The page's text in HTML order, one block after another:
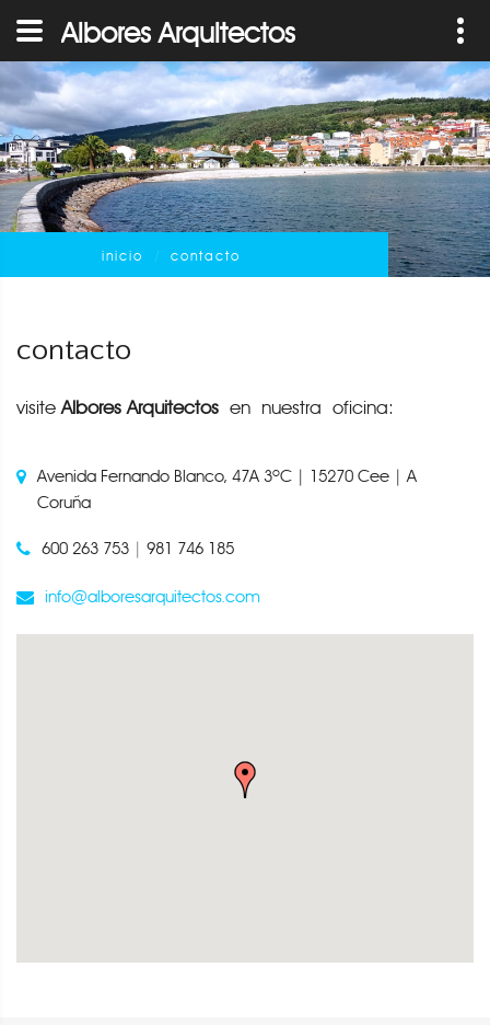
Albores Arquitectos
inicio contacto
contacto
visiteAlbores Arquitectos en nuestra oficina:
Avenida Fernando Blanco, 47A 3ºC | 15270 Cee | A
Coruña
600 263 753 | 981 746 185
info@alboresarquitectos.com